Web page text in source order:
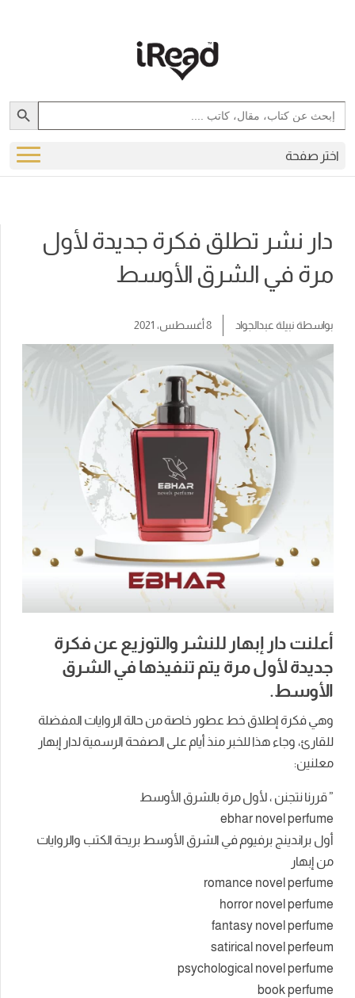
Search
for:
Search Button
اختر صفحة
دار نشر تطلق فكرة جديدة لأول
مرة في الشرق الأوسط
بواسطةنبيلة عبدالجواد 8 أغسطس، 2021
أعلنت دار إبهار للنشر والتوزيع عن فكرة
جديدة لأول مرة يتم تنفيذها في الشرق
الأوسط.
وهي فكرة إطلاق خط عطور خاصة من حالة الروايات المفضلة
للقارئ، وجاء هذا للخبر منذ أيام على الصفحة الرسمية لدار إبهار
معلنين:
” قررنا نتجنن ، لأول مرة بالشرق الأوسط
ebhar novel perfume
أول براندينج برفيوم في الشرق الأوسط بريحة الكتب والروايات
من إبهار
romance novel perfume
horror novel perfume
fantasy novel perfume
satirical novel perfeum
psychological novel perfume
book perfume